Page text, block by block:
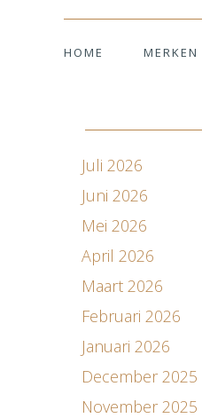
HOME MERKEN
Juli 2026
Juni 2026
Mei 2026
April 2026
Maart 2026
Februari 2026
Januari 2026
December 2025
November 2025